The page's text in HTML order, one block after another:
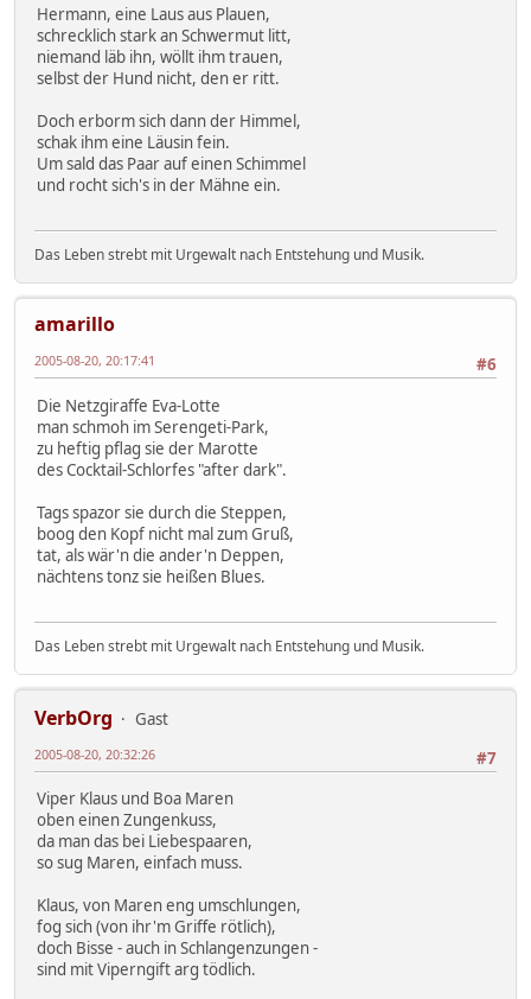
Hermann, eine Laus aus Plauen,
schrecklich stark an Schwermut litt,
niemand läb ihn, wöllt ihm trauen,
selbst der Hund nicht, den er ritt.
Doch erborm sich dann der Himmel,
schak ihm eine Läusin fein.
Um sald das Paar auf einen Schimmel
und rocht sich's in der Mähne ein.
Das Leben strebt mit Urgewalt nach Entstehung und Musik.
amarillo
#6
2005-08-20, 20:17:41
Die Netzgiraffe Eva-Lotte
man schmoh im Serengeti-Park,
zu heftig pflag sie der Marotte
des Cocktail-Schlorfes "after dark".
Tags spazor sie durch die Steppen,
boog den Kopf nicht mal zum Gruß,
tat, als wär'n die ander'n Deppen,
nächtens tonz sie heißen Blues.
Das Leben strebt mit Urgewalt nach Entstehung und Musik.
VerbOrg
Gast
#7
2005-08-20, 20:32:26
Viper Klaus und Boa Maren
oben einen Zungenkuss,
da man das bei Liebespaaren,
so sug Maren, einfach muss.
Klaus, von Maren eng umschlungen,
fog sich (von ihr'm Griffe rötlich),
doch Bisse - auch in Schlangenzungen -
sind mit Viperngift arg tödlich.